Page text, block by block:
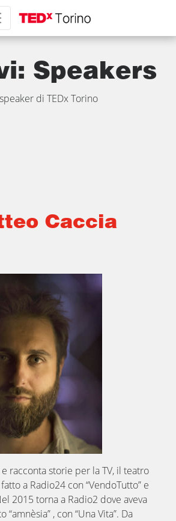
Speakers
di TEDx Torino
Caccia
racconta storie per la TV, il teatro
a Radio24 con “VendoTutto” e
2015 torna a Radio2 dove aveva
, con “Una Vita”. Da